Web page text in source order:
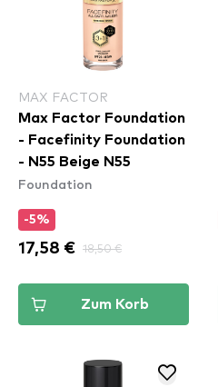
MAX FACTOR
Max Factor Foundation
- Facefinity Foundation
- N55 Beige N55
Foundation
-5%
17,58 € 18,50 €
Zum Korb